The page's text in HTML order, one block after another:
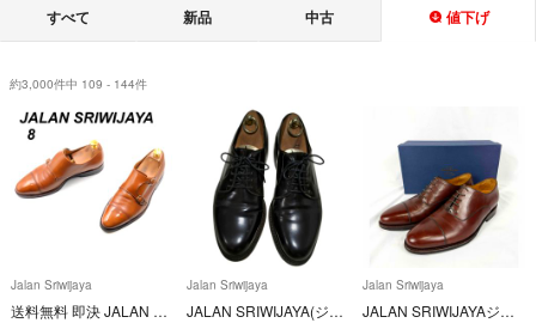
すべて 新品 中古 値下げ
約3,000件中 109 - 144件
Jalan Sriwijaya
送料無料 即決 JALAN SRIWIJAYA 8 98374 11120 メンズ レザーシューズ モンクストラップ 茶 革靴
Jalan Sriwijaya
JALAN SRIWIJAYA(ジャランスリウァヤ) UK7 ボルドー
Jalan Sriwijaya
JALAN SRIWIJAYAジャランスリワヤ98861ストレートチップブラウン